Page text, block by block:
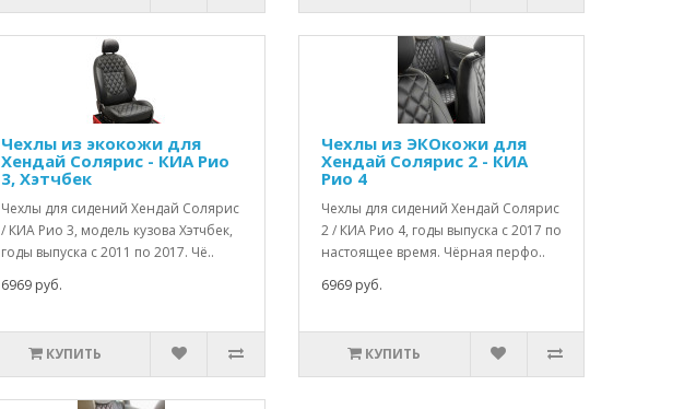
Чехлы из экокожи для
Хендай Солярис - КИА Рио
3, Хэтчбек
Чехлы для сидений Хендай Солярис
/ КИА Рио 3, модель кузова Хэтчбек,
годы выпуска с 2011 по 2017. Чё..
6969 руб.
КУПИТЬ
Чехлы из ЭКОкожи для
Хендай Солярис 2 - КИА
Рио 4
Чехлы для сидений Хендай Солярис
2 / КИА Рио 4, годы выпуска с 2017 по
настоящее время. Чёрная перфо..
6969 руб.
КУПИТЬ